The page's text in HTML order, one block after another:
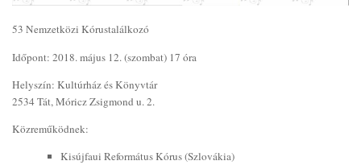
53 Nemzetközi Kórustalálkozó
Időpont: 2018. május 12. (szombat) 17 óra
Helyszín: Kultúrház és Könyvtár
2534 Tát, Móricz Zsigmond u. 2.
Közreműködnek:
Kisújfaui Református Kórus (Szlovákia)